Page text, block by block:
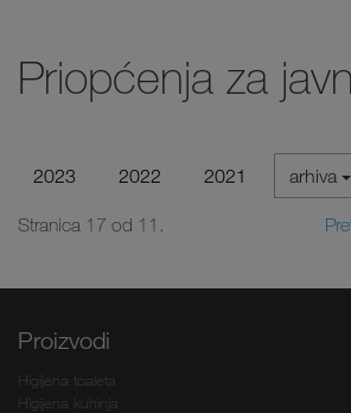
Priopćenja za
2023 2022 2021 arhiva
Stranica 17 od 11.
Proizvodi
Higijena toaleta
Higijena kuhinja